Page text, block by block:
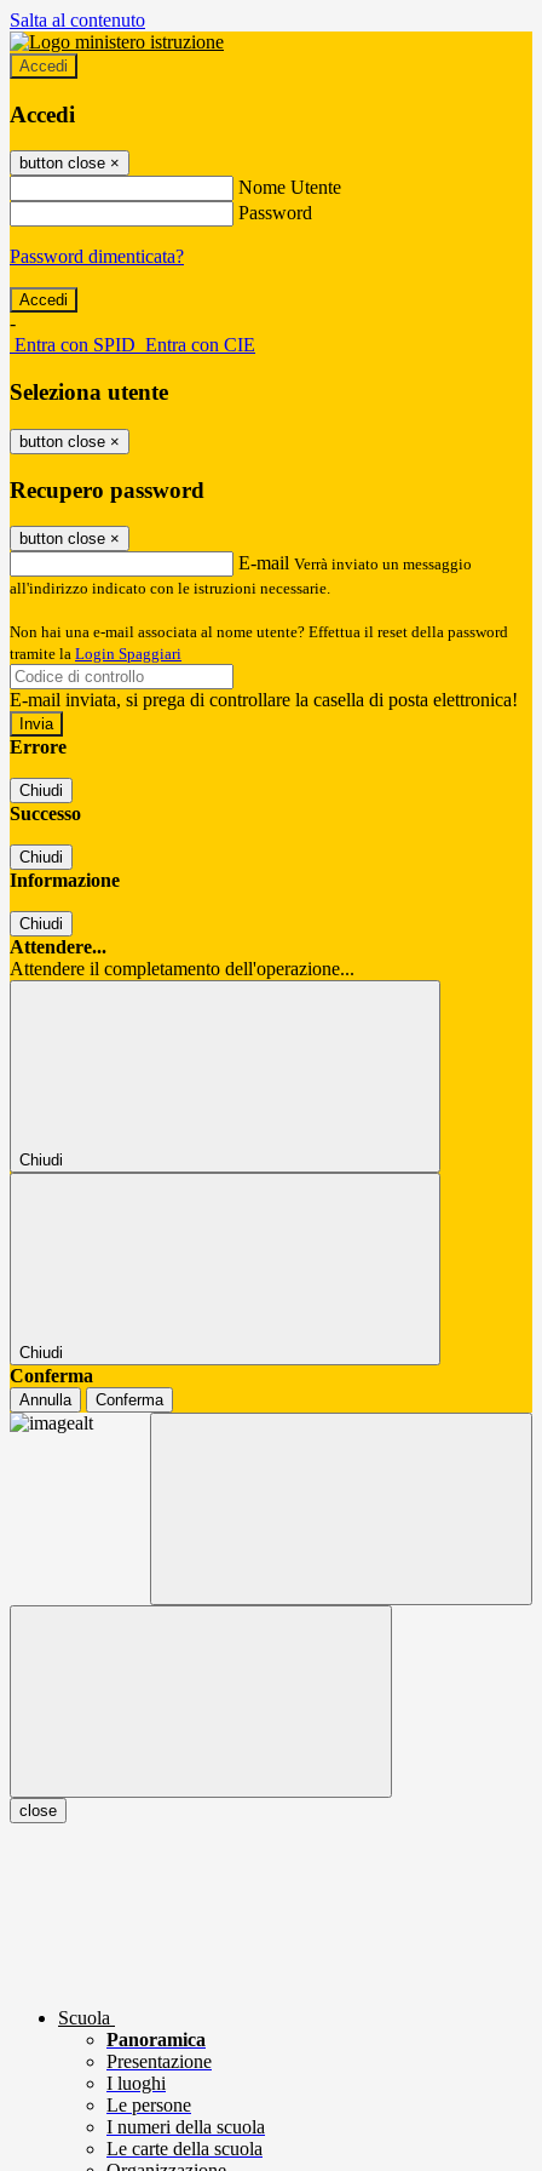
Salta al contenuto
Accedi
Accedi
button close ×
Nome Utente
Password
Password dimenticata?
-
Entra con SPID Entra con CIE
Seleziona utente
button close ×
Recupero password
button close ×
E-mail Verrà inviato un messaggio
all'indirizzo indicato con le istruzioni necessarie.
Non hai una e-mail associata al nome utente? Effettua il reset della password
tramite la Login Spaggiari
E-mail inviata, si prega di controllare la casella di posta elettronica!
Errore
Chiudi
Successo
Chiudi
Informazione
Chiudi
Attendere...
Attendere il completamento dell'operazione...
Chiudi
Chiudi
Conferma
Annulla Conferma
close
Scuola
Panoramica
Presentazione
I luoghi
Le persone
I numeri della scuola
Le carte della scuola